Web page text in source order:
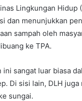
Lingkungan Hidup
dan menunjukkan
sampah oleh
ke TPA.
ini sangat luar biasa
Di sisi lain, DLH
sungai.